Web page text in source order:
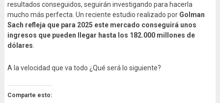
resultados conseguidos, seguirán investigando para hacerla
mucho más perfecta. Un reciente estudio realizado por Golman
Sach refleja que para 2025 este mercado conseguirá unos
ingresos que pueden llegar hasta los 182.000 millones de
dólares
A la velocidad que va todo ¿Qué será lo siguiente?
Comparte esto: